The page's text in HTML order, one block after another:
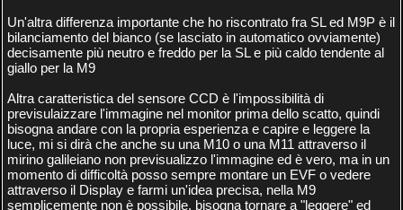
Un'altra differenza importante che ho riscontrato fra SL ed M9P è il
bilanciamento del bianco (se lasciato in automatico ovviamente)
decisamente più neutro e freddo per la SL e più caldo tendente al
giallo per la M9
Altra caratteristica del sensore CCD è l'impossibilità di
previsulaizzare l'immagine nel monitor prima dello scatto, quindi
bisogna andare con la propria esperienza e capire e leggere la
luce, mi si dirà che anche su una M10 o una M11 attraverso il
mirino galileiano non previsualizzo l'immagine ed è vero, ma in un
momento di difficoltà posso sempre montare un EVF o vedere
attraverso il Display e farmi un'idea precisa, nella M9
semplicemente non è possibile, bisogna tornare a "leggere" ed